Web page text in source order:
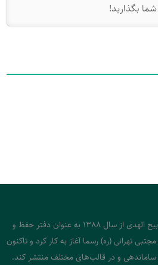
موسسه پژوهشی فرهنگی مصابیح الهدی از سال 1388 به عنوان دفتر حفظ و
تهرانی (ره) رسما آغاز به کار کرد و تاکنون
ساماندهی و در قالب‌های مختلف منتشر کند.